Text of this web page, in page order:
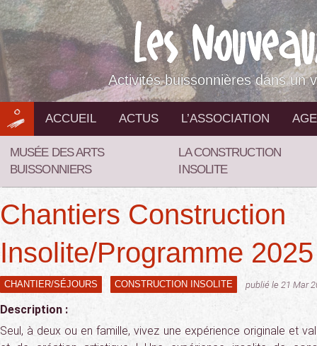
Aller
au
contenu
Activités buissonnières dans un
ACCUEIL ACTUS L’ASSOCIATION
MUSÉE DES ARTS
BUISSONNIERS
LA CONSTRUCTION
INSOLITE
Chantiers Construction
Insolite/Programme 2025
CHANTIER/SÉJOURS CONSTRUCTION INSOLITE publié le 21 Mar
Description :
Seul, à deux ou en famille, vivez une expérience originale et